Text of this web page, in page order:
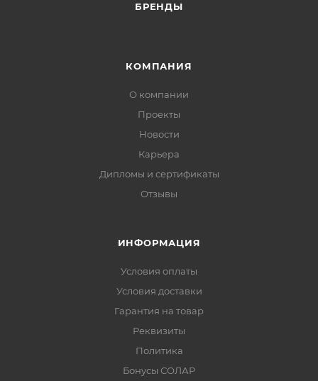
БРЕНДЫ
КОМПАНИЯ
О компании
Проекты
Новости
Карьера
Дипломы и сертификаты
Отзывы
ИНФОРМАЦИЯ
Условия оплаты
Условия доставки
Гарантия на товар
Реквизиты
Политика
Бонусы СОЛАР